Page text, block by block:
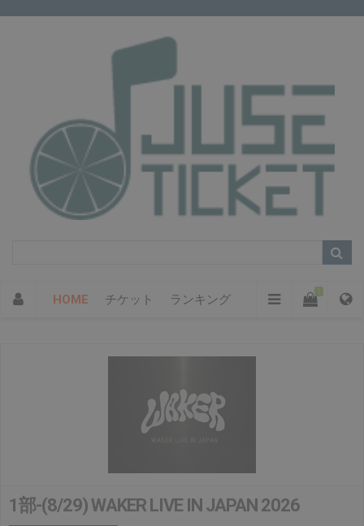
HOME チケット ランキング
1部-(8/29) WAKER LIVE IN JAPAN 2026